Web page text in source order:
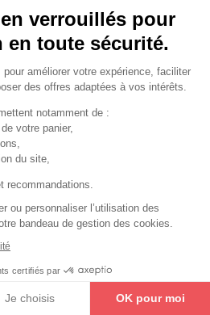
fonctionnalité
de porte
de porte
portes
de porte
de porte
de porte
de fixation
astuces
équipements de porte
équipements pour les personnes
verrouillés pour
en toute sécurité.
améliorer votre expérience, faciliter
des offres adaptées à vos intérêts.
notamment de :
votre panier,
du site,
recommandations.
ou personnaliser l’utilisation des
bandeau de gestion des cookies.
certifiés par
Je choisis OK pour moi